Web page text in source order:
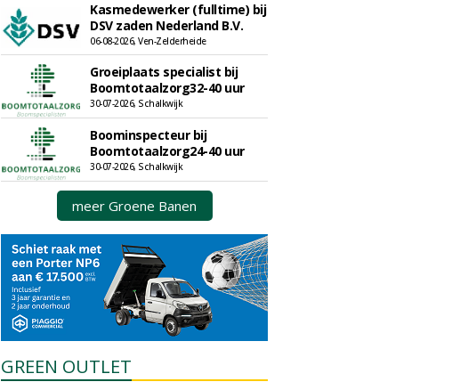
Kasmedewerker (fulltime) bij
DSV zaden Nederland B.V.
06-08-2026, Ven-Zelderheide
Groeiplaats specialist bij
Boomtotaalzorg32-40 uur
30-07-2026, Schalkwijk
Boominspecteur bij
Boomtotaalzorg24-40 uur
30-07-2026, Schalkwijk
meer Groene Banen
GREEN OUTLET